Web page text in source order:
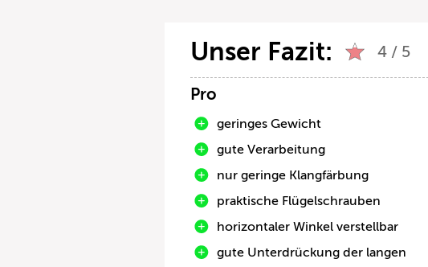
Unser Fazit: 4 / 5
Pro
geringes Gewicht
gute Verarbeitung
nur geringe Klangfärbung
praktische Flügelschrauben
horizontaler Winkel verstellbar
gute Unterdrückung der langen